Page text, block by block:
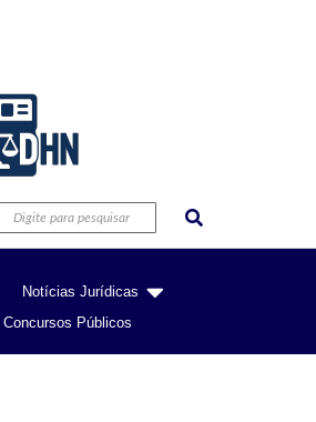
Notícias Jurídicas
Concursos Públicos